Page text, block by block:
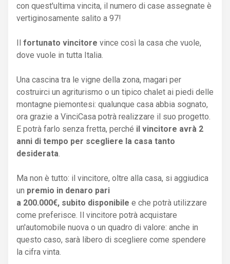
con quest'ultima vincita, il numero di case assegnate è
vertiginosamente salito a 97!
Il fortunato vincitore vince così la casa che vuole,
dove vuole in tutta Italia.
Una cascina tra le vigne della zona, magari per
costruirci un agriturismo o un tipico chalet ai piedi delle
montagne piemontesi: qualunque casa abbia sognato,
ora grazie a VinciCasa potrà realizzare il suo progetto.
E potrà farlo senza fretta, perché il vincitore avrà 2
anni di tempo per scegliere la casa tanto
desiderata.
Ma non è tutto: il vincitore, oltre alla casa, si aggiudica
un premio in denaro pari
a 200.000€, subito disponibile e che potrà utilizzare
come preferisce. Il vincitore potrà acquistare
un'automobile nuova o un quadro di valore: anche in
questo caso, sarà libero di scegliere come spendere
la cifra vinta.